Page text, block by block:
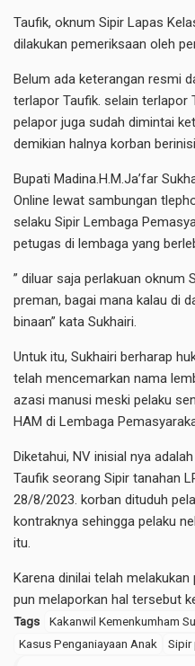
Taufik, oknum Sipir Lapas
dilakukan pemeriksaan oleh
Belum ada keterangan resmi
terlapor Taufik. selain terlapor
pelapor juga sudah dimintai
demikian halnya korban
Bupati Madina.H.M.Ja’far
Online lewat sambungan
selaku Sipir Lembaga
petugas di lembaga yang
” diluar saja perlakuan oknum
preman, bagai mana kalau di
binaan” kata Sukhairi.
Untuk itu, Sukhairi berharap
telah mencemarkan nama
azasi manusi meski pelaku
HAM di Lembaga
Diketahui, NV inisial nya
Taufik seorang Sipir tanahan
28/8/2023. korban dituduh
kontraknya sehingga pelaku
itu.
Karena dinilai telah
pun melaporkan hal tersebut
Tags
Kakanwil Kemenkumham
Kasus Penganiayaan Anak
Sipir